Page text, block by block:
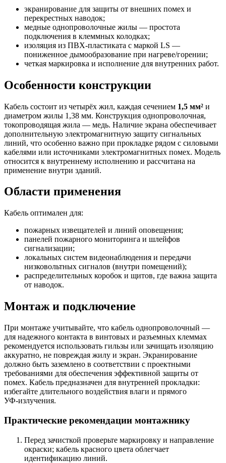
экранирование для защиты от внешних помех и
перекрестных наводок;
медные однопроволочные жилы — простота
подключения в клеммных колодках;
изоляция из ПВХ-пластиката с маркой LS —
пониженное дымообразование при нагреве/горении;
четкая маркировка и исполнение для внутренних работ.
Особенности конструкции
Кабель состоит из четырёх жил, каждая сечением 1,5 мм² и
диаметром жилы 1,38 мм. Конструкция однопроволочная,
токопроводящая жила — медь. Наличие экрана обеспечивает
дополнительную электромагнитную защиту сигнальных
линий, что особенно важно при прокладке рядом с силовыми
кабелями или источниками электромагнитных помех. Модель
относится к внутреннему исполнению и рассчитана на
применение внутри зданий.
Области применения
Кабель оптимален для:
пожарных извещателей и линий оповещения;
панелей пожарного мониторинга и шлейфов
сигнализации;
локальных систем видеонаблюдения и передачи
низковольтных сигналов (внутри помещений);
распределительных коробок и щитов, где важна защита
от наводок.
Монтаж и подключение
При монтаже учитывайте, что кабель однопроволочный —
для надежного контакта в винтовых и разъемных клеммах
рекомендуется использовать гильзы или зачищать изоляцию
аккуратно, не повреждая жилу и экран. Экранирование
должно быть заземлено в соответствии с проектными
требованиями для обеспечения эффективной защиты от
помех. Кабель предназначен для внутренней прокладки:
избегайте длительного воздействия влаги и прямого
УФ‑излучения.
Практические рекомендации монтажнику
Перед зачисткой проверьте маркировку и направление
окраски; кабель красного цвета облегчает
идентификацию линий.